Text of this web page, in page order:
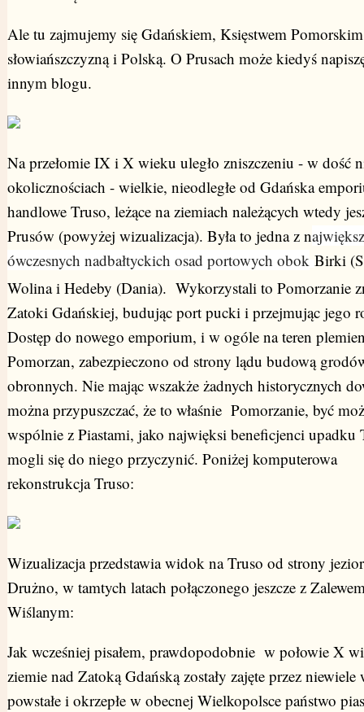
Ale tu zajmujemy się Gdańskiem, Księstwem
słowiańszczyzną i Polską. O Prusach może kiedyś
innym blogu.
Na przełomie IX i X wieku uległo zniszczeniu - w dość
okolicznościach - wielkie, nieodległe od Gdańska
handlowe Truso, leżące na ziemiach należących wtedy
Prusów (powyżej wizualizacja). Była to jedna z n
ówczesnych nadbałtyckich osad portowych obok Birki
Wolina i Hedeby (Dania). Wykorzystali to Pomorzanie
Zatoki Gdańskiej, budując port pucki i przejmując jego
Dostęp do nowego emporium, i w ogóle na teren
Pomorzan, zabezpieczono od strony lądu budową
obronnych. Nie mając wszakże żadnych historycznych
można przypuszczać, że to właśnie Pomorzanie, być
wspólnie z Piastami, jako najwięksi beneficjenci upadku
mogli się do niego przyczynić. Poniżej komputerowa
rekonstrukcja Truso:
Wizualizacja przedstawia widok na Truso od strony
Drużno, w tamtych latach połączonego jeszcze z
Wiślanym:
Jak wcześniej pisałem, prawdopodobnie w połowie X
ziemie nad Zatoką Gdańską zostały zajęte przez niewiele
powstałe i okrzepłe w obecnej Wielkopolsce państwo